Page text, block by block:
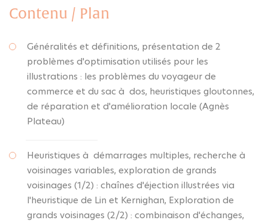
Contenu / Plan
Généralités et définitions, présentation de 2
problèmes d'optimisation utilisés pour les
illustrations : les problèmes du voyageur de
commerce et du sac à dos, heuristiques gloutonnes,
de réparation et d'amélioration locale (Agnès
Plateau)
Heuristiques à démarrages multiples, recherche à
voisinages variables, exploration de grands
voisinages (1/2) : chaînes d'éjection illustrées via
l'heuristique de Lin et Kernighan, Exploration de
grands voisinages (2/2) : combinaison d'échanges,